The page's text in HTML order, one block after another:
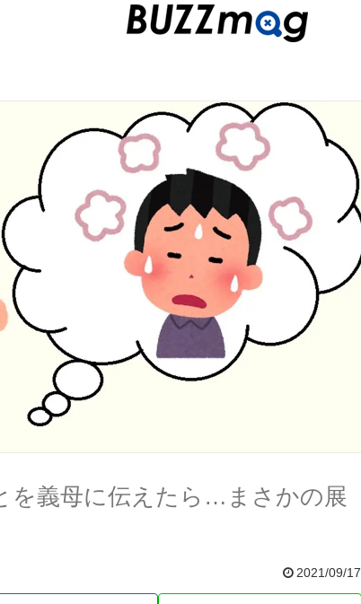
を義母に伝えたら…まさかの展
2021/09/17